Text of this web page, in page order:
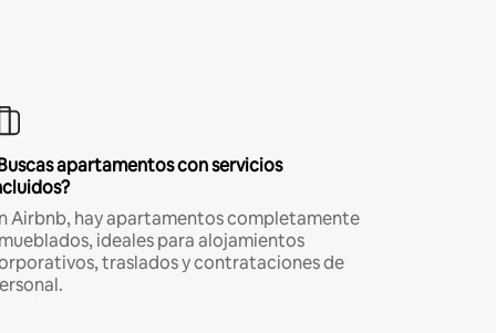
apartamentos con servicios
Airbnb, hay apartamentos completamente
ideales para alojamientos
traslados y contrataciones de